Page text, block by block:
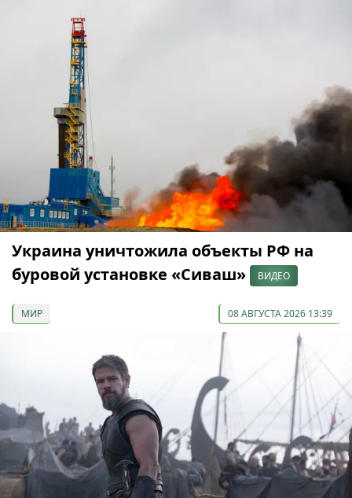
Украина уничтожила объекты РФ на
буровой установке «Сиваш»
ВИДЕО
МИР 08 АВГУСТА 2026 13:39